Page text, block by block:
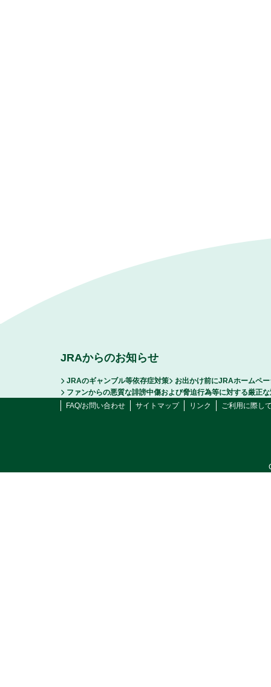
JRAからのお知らせ
JRAのギャンブル等依存症対策
お出かけ前にJRAホームペ
ファンからの悪質な誹謗中傷および脅迫行為等に対する厳正
FAQ/お問い合わせ
サイトマップ リンク ご利用に際し